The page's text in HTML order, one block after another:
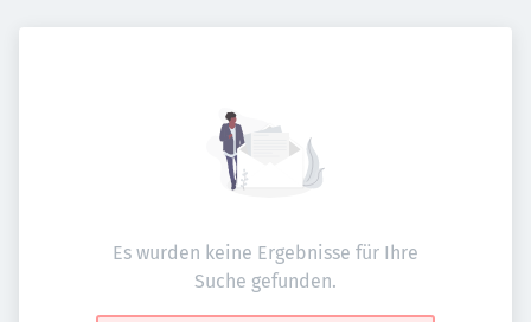
Es wurden keine Ergebnisse für Ihre
Suche gefunden.